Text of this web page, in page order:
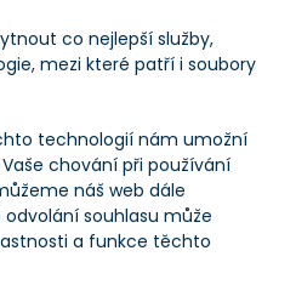
co nejlepší služby,
mezi které patří i soubory
technologií nám umožní
chování při používání
náš web dále
odvolání souhlasu může
a funkce těchto
obchoduje se pod IPO
stále na více než
ale 77 % pod vrcholem